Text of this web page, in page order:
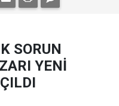
SORUN
YENİ